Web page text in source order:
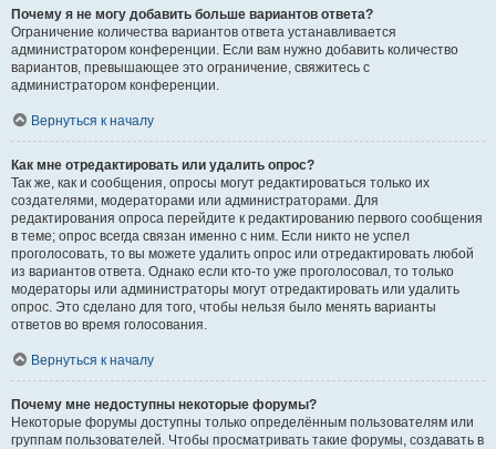
Почему я не могу добавить больше вариантов ответа?
Ограничение количества вариантов ответа устанавливается
администратором конференции. Если вам нужно добавить количество
вариантов, превышающее это ограничение, свяжитесь с
администратором конференции.
Вернуться к началу
Как мне отредактировать или удалить опрос?
Так же, как и сообщения, опросы могут редактироваться только их
создателями, модераторами или администраторами. Для
редактирования опроса перейдите к редактированию первого сообщения
в теме; опрос всегда связан именно с ним. Если никто не успел
проголосовать, то вы можете удалить опрос или отредактировать любой
из вариантов ответа. Однако если кто-то уже проголосовал, то только
модераторы или администраторы могут отредактировать или удалить
опрос. Это сделано для того, чтобы нельзя было менять варианты
ответов во время голосования.
Вернуться к началу
Почему мне недоступны некоторые форумы?
Некоторые форумы доступны только определённым пользователям или
группам пользователей. Чтобы просматривать такие форумы, создавать в